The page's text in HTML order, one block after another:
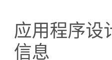
应用程序设
信息